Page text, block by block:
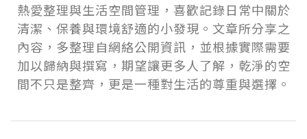
熱愛整理與生活空間管理，喜歡記錄日常中關於
清潔、保養與環境舒適的小發現。文章所分享之
內容，多整理自網絡公開資訊，並根據實際需要
加以歸納與撰寫，期望讓更多人了解，乾淨的空
間不只是整齊，更是一種對生活的尊重與選擇。